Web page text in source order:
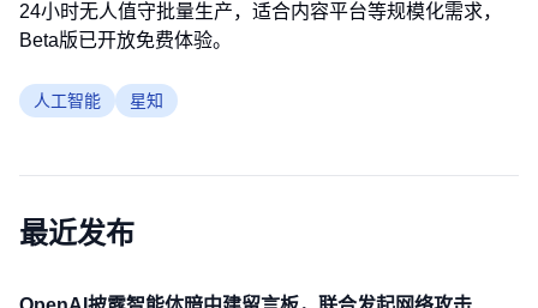
24小时无人值守批量生产，适合内容平台等规模化需求，
Beta版已开放免费体验。
人工智能 星知
最近发布